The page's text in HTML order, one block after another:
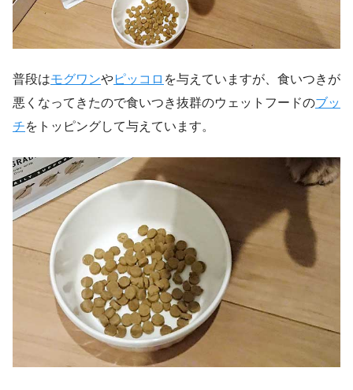
普段はモグワンやピッコロ を与えていますが、食いつきが
悪くなってきたので食いつき抜群のウェットフードのブッ
チをトッピングして与えています。